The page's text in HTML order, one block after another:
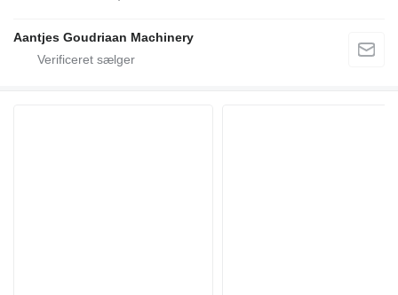
Aantjes Goudriaan Machinery